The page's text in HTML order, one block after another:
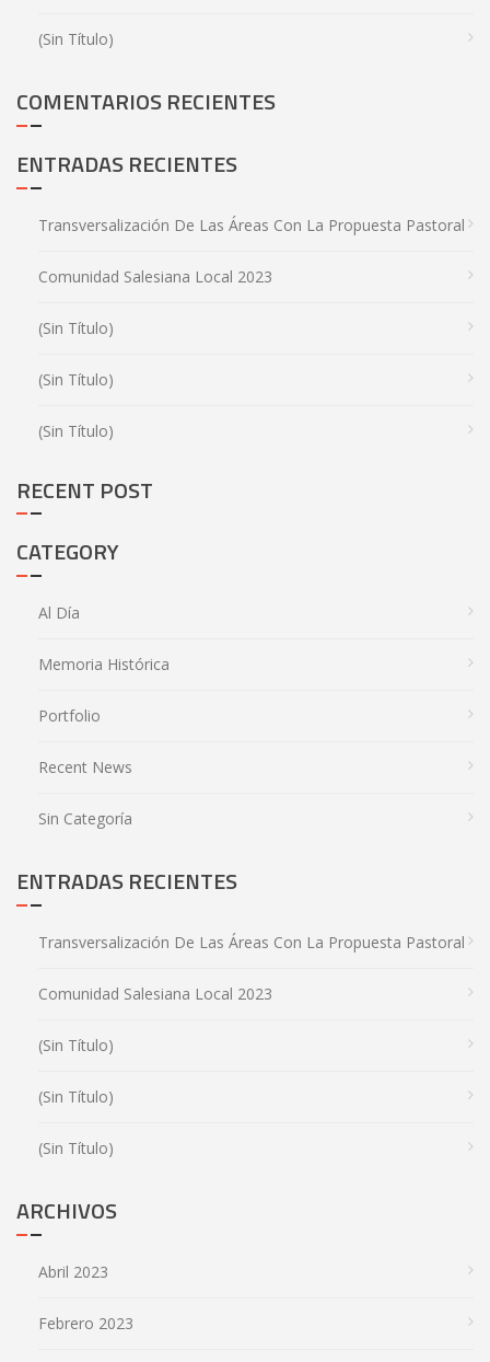
(sin Título)
COMENTARIOS RECIENTES
ENTRADAS RECIENTES
Transversalización De Las Áreas Con La Propuesta Pastoral
Comunidad Salesiana Local 2023
(sin Título)
(sin Título)
(sin Título)
RECENT POST
CATEGORY
Al Día
Memoria Histórica
Portfolio
Recent News
Sin Categoría
ENTRADAS RECIENTES
Transversalización De Las Áreas Con La Propuesta Pastoral
Comunidad Salesiana Local 2023
(sin Título)
(sin Título)
(sin Título)
ARCHIVOS
Abril 2023
Febrero 2023